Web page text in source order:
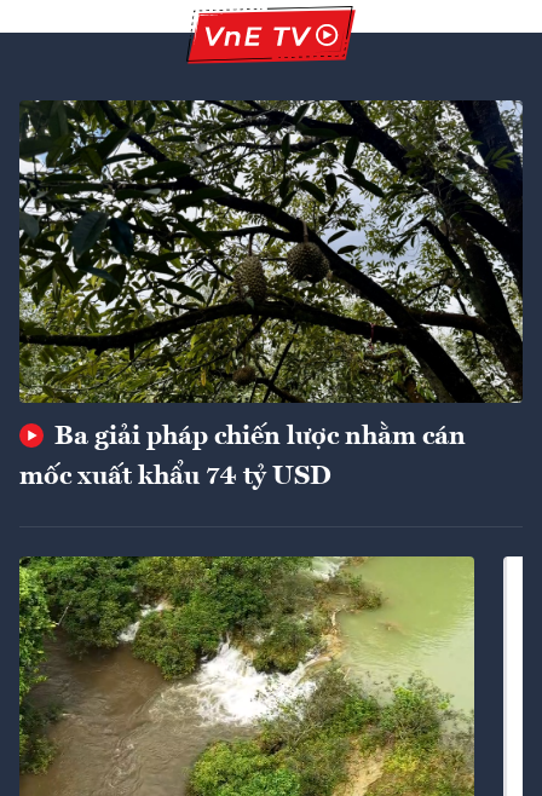
Ba giải pháp chiến lược nhằm cán
mốc xuất khẩu 74 tỷ USD